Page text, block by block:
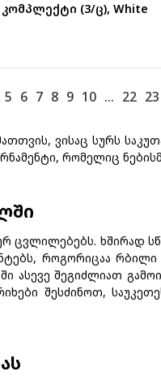
(3/ც), White
5 6 7 8 9 10 ... 22 23
ვისაც სურს
რომელიც
ცვლილებებს. ხშირად
როგორიცაა რბილი
ასევე შეგიძლიათ
შესძინოთ,